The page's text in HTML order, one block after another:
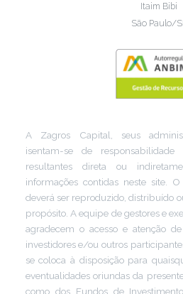
Itaim Bibi
São Paulo/
A Zagros Capital, seus
isentam-se de
resultantes direta ou
informações contidas neste site.
deverá ser reproduzido, distribuído
propósito. A equipe de gestores e
agradecem o acesso e atenção
investidores e/ou outros
se coloca à disposição para
eventualidades oriundas da
como dos Fundos de